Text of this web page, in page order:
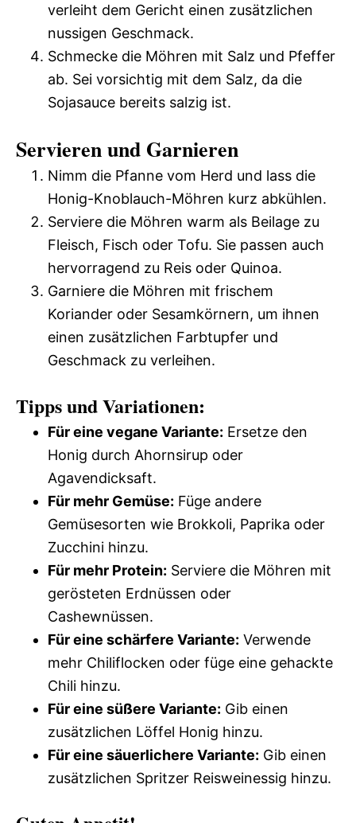
verleiht dem Gericht einen zusätzlichen
nussigen Geschmack.
Schmecke die Möhren mit Salz und Pfeffer
ab. Sei vorsichtig mit dem Salz, da die
Sojasauce bereits salzig ist.
Servieren und Garnieren
Nimm die Pfanne vom Herd und lass die
Honig-Knoblauch-Möhren kurz abkühlen.
Serviere die Möhren warm als Beilage zu
Fleisch, Fisch oder Tofu. Sie passen auch
hervorragend zu Reis oder Quinoa.
Garniere die Möhren mit frischem
Koriander oder Sesamkörnern, um ihnen
einen zusätzlichen Farbtupfer und
Geschmack zu verleihen.
Tipps und Variationen:
Für eine vegane Variante: Ersetze den
Honig durch Ahornsirup oder
Agavendicksaft.
Für mehr Gemüse: Füge andere
Gemüsesorten wie Brokkoli, Paprika oder
Zucchini hinzu.
Für mehr Protein: Serviere die Möhren mit
gerösteten Erdnüssen oder
Cashewnüssen.
Für eine schärfere Variante: Verwende
mehr Chiliflocken oder füge eine gehackte
Chili hinzu.
Für eine süßere Variante: Gib einen
zusätzlichen Löffel Honig hinzu.
Für eine säuerlichere Variante: Gib einen
zusätzlichen Spritzer Reisweinessig hinzu.